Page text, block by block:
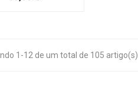
1-12 de um total de 105 artigo(s)